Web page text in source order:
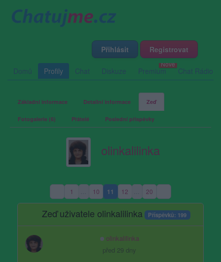
Přihlásit Registrovat
Domů Profily Chat Diskuze Premium Chat Rádio
Základní informace Detailní informace Zeď
Fotogalerie (6) Přátelé Poslední příspěvky
olinkalilinka
1 10 11(aktuální strana)
12 20
Zeď uživatele olinkalilinka Příspěvků: 199
olinkalilinka
před 29 dny